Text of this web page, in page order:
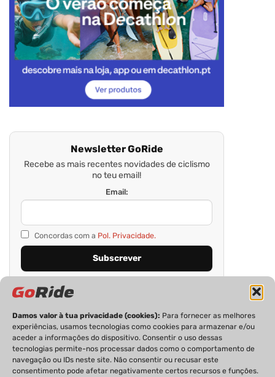
Damos valor à tua privacidade (cookies): Para fornecer as melhores
experiências, usamos tecnologias como cookies para armazenar e/ou
aceder a informações do dispositivo. Consentir o uso dessas
tecnologias permite-nos processar dados como o comportamento de
navegação ou IDs neste site. Não consentir ou recusar este
consentimento pode afetar negativamente certos recursos e funções.
Newsletter GoRide
Recebe as mais recentes novidades de ciclismo
no teu email!
Email:
Concordas com a Pol. Privacidade.